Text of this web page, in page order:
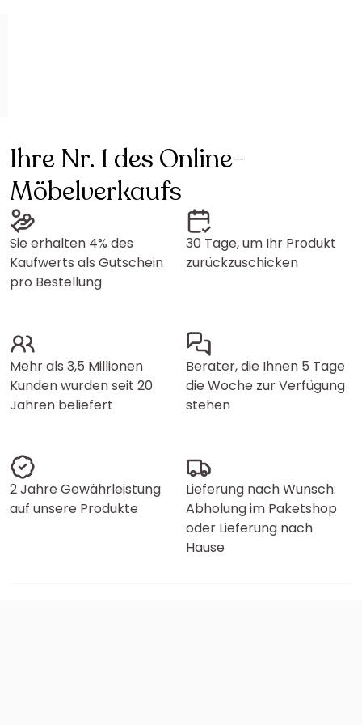
Ihre Nr. 1 des Online-
Möbelverkaufs
Sie erhalten 4% des
Kaufwerts als Gutschein
pro Bestellung
30 Tage, um Ihr Produkt
zurückzuschicken
Mehr als 3,5 Millionen
Kunden wurden seit 20
Jahren beliefert
Berater, die Ihnen 5 Tage
die Woche zur Verfügung
stehen
2 Jahre Gewährleistung
auf unsere Produkte
Lieferung nach Wunsch:
Abholung im Paketshop
oder Lieferung nach
Hause